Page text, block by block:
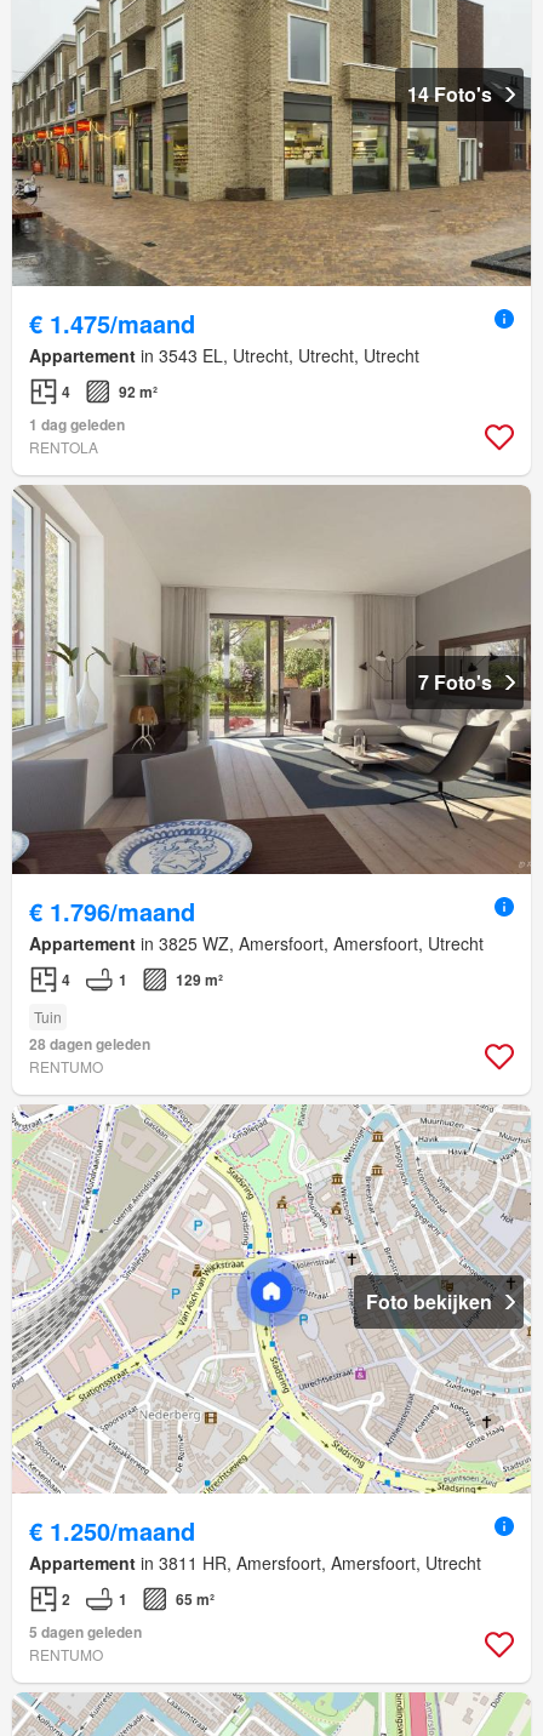
14 Foto's
€ 1.475/maand
Appartement in 3543 EL, Utrecht, Utrecht, Utrecht
4
92 m²
1 dag geleden
RENTOLA
7 Foto's
€ 1.796/maand
Appartement in 3825 WZ, Amersfoort, Amersfoort, Utrecht
4 1 129 m²
Tuin
28 dagen geleden
RENTUMO
Foto bekijken
€ 1.250/maand
Appartement in 3811 HR, Amersfoort, Amersfoort, Utrecht
2 1
65 m²
5 dagen geleden
RENTUMO